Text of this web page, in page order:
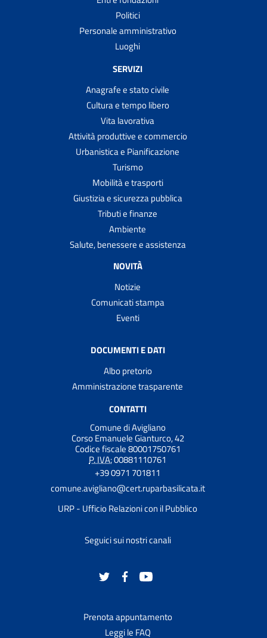
Politici
Personale amministrativo
Luoghi
SERVIZI
Anagrafe e stato civile
Cultura e tempo libero
Vita lavorativa
Attività produttive e commercio
Urbanistica e Pianificazione
Turismo
Mobilità e trasporti
Giustizia e sicurezza pubblica
Tributi e finanze
Ambiente
Salute, benessere e assistenza
NOVITÀ
Notizie
Comunicati stampa
Eventi
DOCUMENTI E DATI
Albo pretorio
Amministrazione trasparente
CONTATTI
Comune di Avigliano
Corso Emanuele Gianturco, 42
Codice fiscale 80001750761
P. IVA:00881110761
+39 0971 701811
comune.avigliano@cert.ruparbasilicata.it
URP - Ufficio Relazioni con il Pubblico
Seguici sui nostri canali
Prenota appuntamento
Leggi le FAQ